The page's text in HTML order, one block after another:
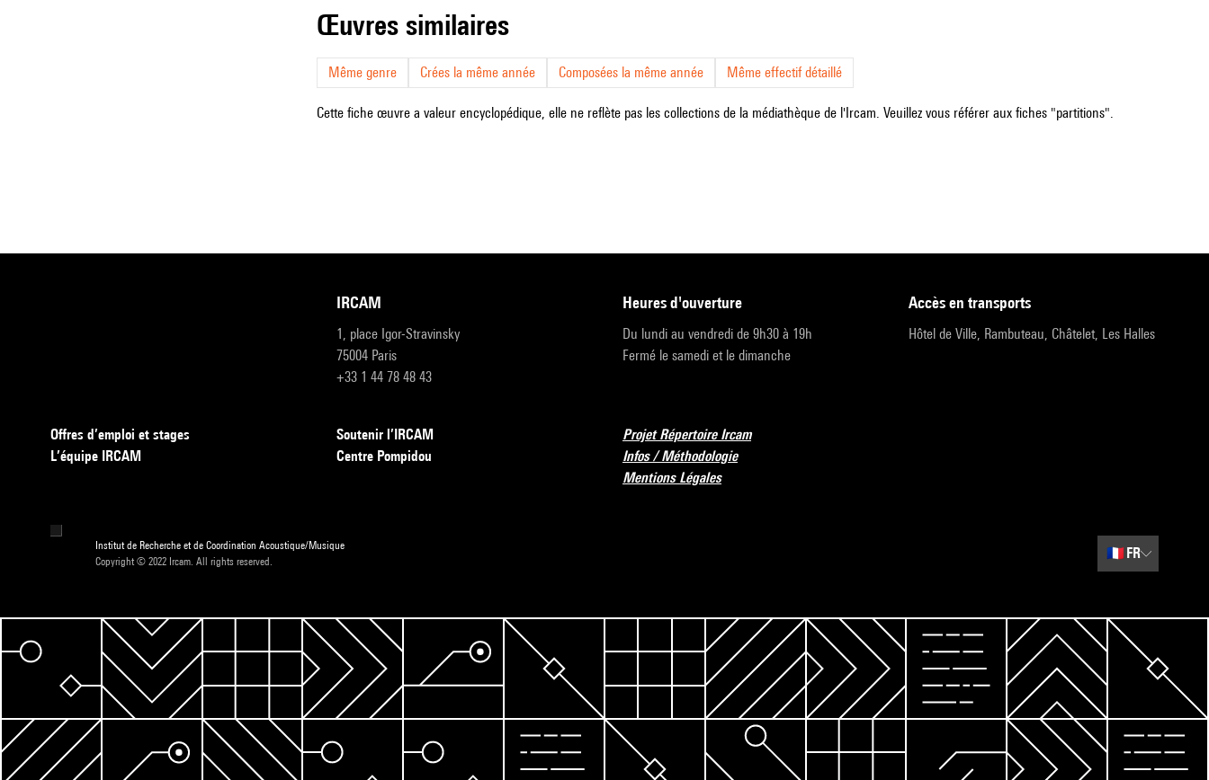
œuvres similaires
Même genre Crées la même année Composées la même année Même effectif détaillé
Cette fiche œuvre a valeur encyclopédique, elle ne reflète pas les collections de la médiathèque de l'Ircam. Veuillez vous référer aux fiches "partitions".
IRCAM
1, place Igor-Stravinsky
75004 Paris
+33 1 44 78 48 43
heures d'ouverture
Du lundi au vendredi de 9h30 à 19h
Fermé le samedi et le dimanche
accès en transports
Hôtel de Ville, Rambuteau, Châtelet, Les Halles
Offres d’emploi et stages
L’équipe IRCAM
Soutenir l’IRCAM
Centre Pompidou
Projet Répertoire Ircam
Infos / Méthodologie
Mentions Légales
Institut de Recherche et de Coordination Acoustique/Musique
Copyright © 2022 Ircam. All rights reserved.
🇫🇷 FR